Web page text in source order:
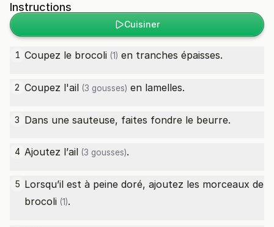
Instructions
Cuisiner
1 Coupez le brocoli (1) en tranches épaisses.
2 Coupez l'ail (3 gousses) en lamelles.
3 Dans une sauteuse, faites fondre le beurre.
4 Ajoutez l’ail (3 gousses).
5 Lorsqu’il est à peine doré, ajoutez les morceaux de
brocoli (1).